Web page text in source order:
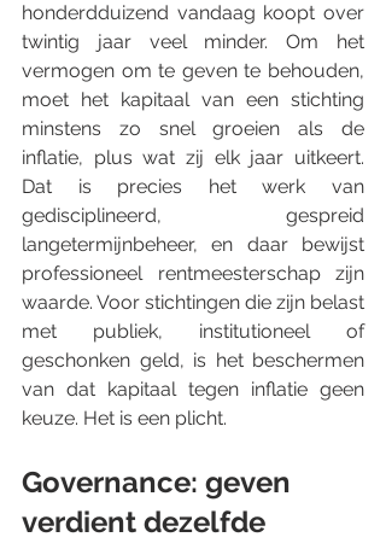
honderdduizend vandaag koopt over
twintig jaar veel minder. Om het
vermogen om te geven te behouden,
moet het kapitaal van een stichting
minstens zo snel groeien als de
inflatie, plus wat zij elk jaar uitkeert.
Dat is precies het werk van
gedisciplineerd, gespreid
langetermijnbeheer, en daar bewijst
professioneel rentmeesterschap zijn
waarde. Voor stichtingen die zijn belast
met publiek, institutioneel of
geschonken geld, is het beschermen
van dat kapitaal tegen inflatie geen
keuze. Het is een plicht.
Governance: geven
verdient dezelfde